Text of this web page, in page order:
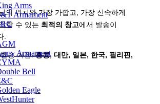
의 위치와 가장 가깝고, 가장 신속하게
할 수 있는 최적의 창고에서 발송이
.
송 거점:홍콩, 대만, 일본, 한국, 필리핀,
Arms
Armament
Armament
Bell
Eagle